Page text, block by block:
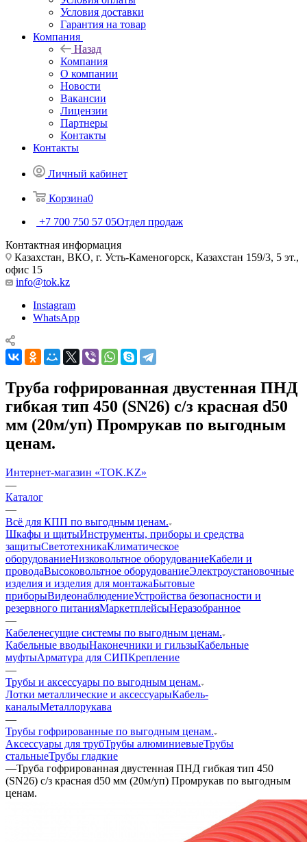
Условия доставки
Гарантия на товар
Компания
Назад
Компания
О компании
Новости
Вакансии
Лицензии
Партнеры
Контакты
Контакты
Личный кабинет
Корзина0
+7 700 750 57 05Отдел продаж
Контактная информация
Казахстан, ВКО, г. Усть-Каменогорск, Казахстан 159/3, 5 эт.,
офис 15
info@tok.kz
Instagram
WhatsApp
Труба гофрированная двустенная ПНД
гибкая тип 450 (SN26) с/з красная d50
мм (20м/уп) Промрукав по выгодным
ценам.
Интернет-магазин «TOK.KZ»
—
Каталог
—
Всё для КПП по выгодным ценам.
Шкафы и щитыИнструменты, приборы и средства
защитыСветотехникаКлиматическое
оборудованиеНизковольтное оборудованиеКабели и
проводаВысоковольтное оборудованиеЭлектроустановочные
изделия и изделия для монтажаБытовые
приборыВидеонаблюдениеУстройства безопасности и
резервного питанияМаркетплейсыНеразобранное
—
Кабеленесущие системы по выгодным ценам.
Кабельные вводыНаконечники и гильзыКабельные
муфтыАрматура для СИПКрепление
—
Трубы и аксессуары по выгодным ценам.
Лотки металлические и аксессуарыКабель-
каналыМеталлорукава
—
Трубы гофрированные по выгодным ценам.
Аксессуары для трубТрубы алюминиевыеТрубы
стальныеТрубы гладкие
—Труба гофрированная двустенная ПНД гибкая тип 450
(SN26) с/з красная d50 мм (20м/уп) Промрукав по выгодным
ценам.